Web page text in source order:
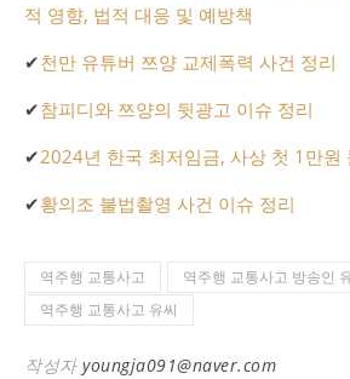
적 영향, 법적 대응 및 예방책
✔천만 유튜버 쯔양 교제폭력 사건 정리
✔참피디와 쯔양의 뒷광고 이슈 정리
✔2024년 한국 최저임금, 사상 첫 1만원
✔황의조 불법촬영 사건 이슈 정리
역주행 교통사고
역주행 교통사고 방송인
역주행 교통사고 유씨
작성자 youngja091@naver.com